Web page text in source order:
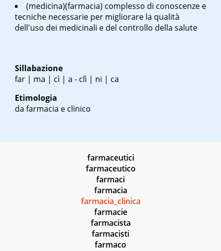
(medicina)(farmacia) complesso di conoscenze e
tecniche necessarie per migliorare la qualità
dell'uso dei medicinali e del controllo della salute
Sillabazione
far | ma | cì | a - clì | ni | ca
Etimologia
da farmacia e clinico
farmaceutici
farmaceutico
farmaci
farmacia
farmacia_clinica
farmacie
farmacista
farmacisti
farmaco